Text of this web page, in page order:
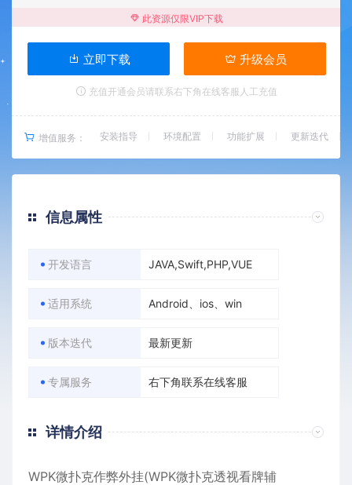
此资源仅限VIP下载
立即下载 升级会员
充值开通会员请联系右下角在线客服人工充值
增值服务： 安装指导 环境配置 功能扩展 更新迭代
信息属性
开发语言 JAVA,Swift,PHP,VUE
适用系统 Android、ios、win
版本迭代 最新更新
专属服务 右下角联系在线客服
详情介绍
WPK微扑克作弊外挂(WPK微扑克透视看牌辅